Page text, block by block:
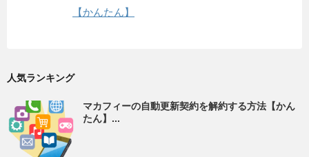
【かんたん】
人気ランキング
マカフィーの自動更新契約を解約する方法【かん
たん】...